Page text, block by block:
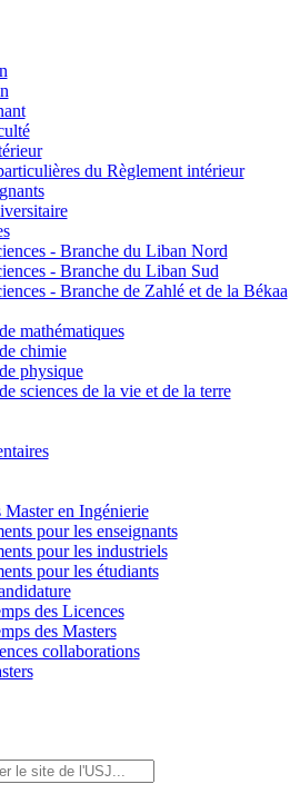
du Règlement intérieur
- Branche du Liban Nord
- Branche du Liban Sud
- Branche de Zahlé et de la Békaa
mathématiques
chimie
physique
sciences de la vie et de la terre
en Ingénierie
pour les enseignants
pour les industriels
pour les étudiants
des Licences
des Masters
collaborations